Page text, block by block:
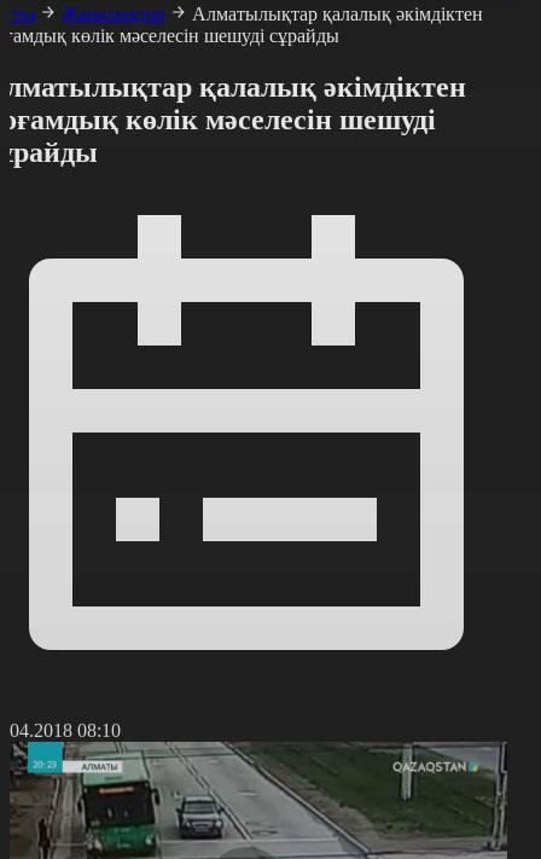
Жаңалықтар
Алматылықтар қалалық әкімдіктен
көлік мәселесін шешуді сұрайды
қалалық әкімдіктен
көлік мәселесін шешуді
08:10